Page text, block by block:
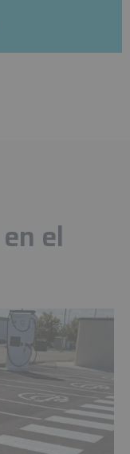
el